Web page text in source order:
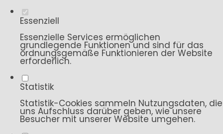
Essenziell
Essenzielle Services ermöglichen
grundlegende Funktionen und sind für das
ordnungsgemäße Funktionieren der Website
erforderlich.
Statistik
Statistik-Cookies sammeln Nutzungsdaten, die
uns Aufschluss darüber geben, wie unsere
Besucher mit unserer Website umgehen.